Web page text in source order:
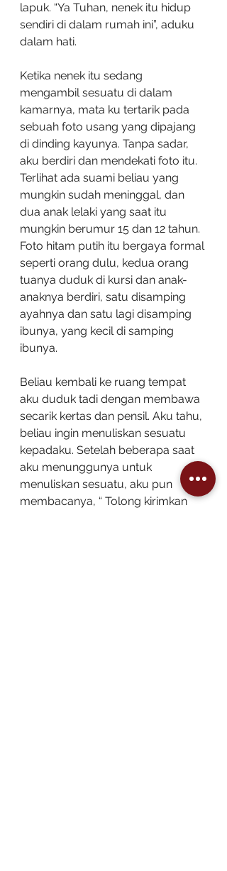
lapuk. “Ya Tuhan, nenek itu hidup
sendiri di dalam rumah ini”, aduku
dalam hati.
Ketika nenek itu sedang
mengambil sesuatu di dalam
kamarnya, mata ku tertarik pada
sebuah foto usang yang dipajang
di dinding kayunya. Tanpa sadar,
aku berdiri dan mendekati foto itu.
Terlihat ada suami beliau yang
mungkin sudah meninggal, dan
dua anak lelaki yang saat itu
mungkin berumur 15 dan 12 tahun.
Foto hitam putih itu bergaya formal
seperti orang dulu, kedua orang
tuanya duduk di kursi dan anak-
anaknya berdiri, satu disamping
ayahnya dan satu lagi disamping
ibunya, yang kecil di samping
ibunya.
Beliau kembali ke ruang tempat
aku duduk tadi dengan membawa
secarik kertas dan pensil. Aku tahu,
beliau ingin menuliskan sesuatu
kepadaku. Setelah beberapa saat
aku menunggunya untuk
menuliskan sesuatu, aku pun
membacanya, “ Tolong kirimkan